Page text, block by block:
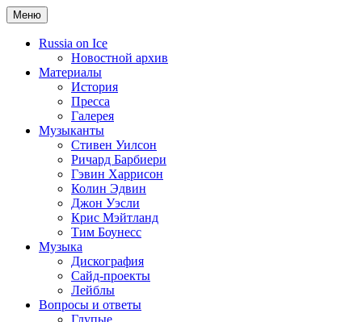
Меню
Russia on Ice
Новостной архив
Материалы
История
Пресса
Галерея
Музыканты
Стивен Уилсон
Ричард Барбиери
Гэвин Харрисон
Колин Эдвин
Джон Уэсли
Крис Мэйтланд
Тим Боунесс
Музыка
Дискография
Сайд-проекты
Лейблы
Вопросы и ответы
Глупые